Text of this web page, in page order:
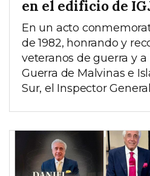
en el edificio de
En un acto
de 1982, honrando y
veteranos de guerra y a
Guerra de Malvinas e
Sur, el Inspector